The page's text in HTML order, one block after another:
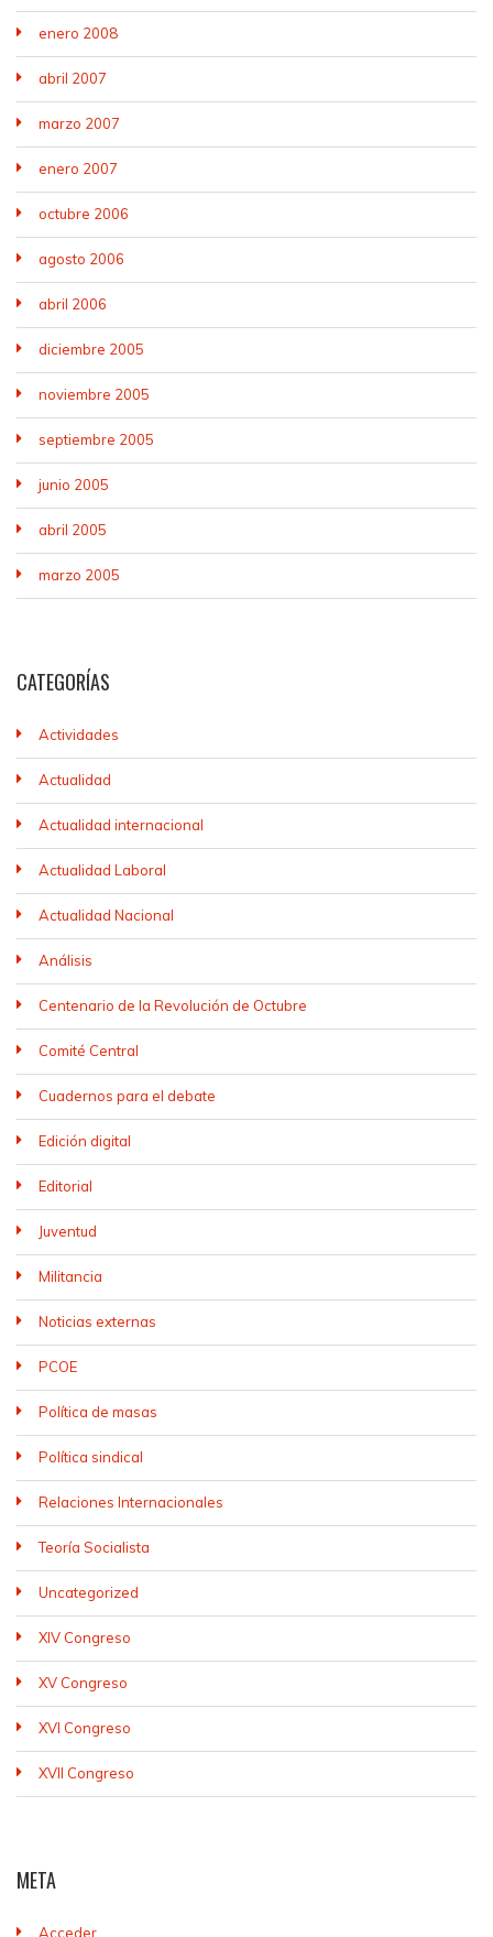
enero 2008
abril 2007
marzo 2007
enero 2007
octubre 2006
agosto 2006
abril 2006
diciembre 2005
noviembre 2005
septiembre 2005
junio 2005
abril 2005
marzo 2005
CATEGORÍAS
Actividades
Actualidad
Actualidad internacional
Actualidad Laboral
Actualidad Nacional
Análisis
Centenario de la Revolución de Octubre
Comité Central
Cuadernos para el debate
Edición digital
Editorial
Juventud
Militancia
Noticias externas
PCOE
Política de masas
Política sindical
Relaciones Internacionales
Teoría Socialista
Uncategorized
XIV Congreso
XV Congreso
XVI Congreso
XVII Congreso
META
Acceder